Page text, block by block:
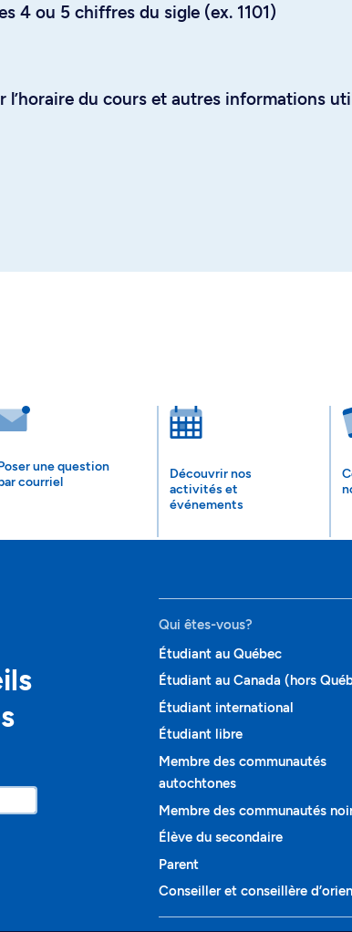
4 ou 5 chiffres du sigle (ex. 1101)
l’horaire du cours et autres informations
une question
courriel
Découvrir nos
activités et
événements
Qui êtes-vous?
Étudiant au Québec
Étudiant au Canada (hors
Étudiant international
Étudiant libre
Membre des communautés
autochtones
Membre des communautés
Élève du secondaire
Parent
Conseiller et conseillère